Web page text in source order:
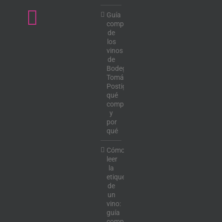
Guía
completa
de
los
vinos
de
Bodega
Tomás
Postigo:
qué
comprar
y
por
qué
Cómo
leer
la
etiqueta
de
un
vino:
guía